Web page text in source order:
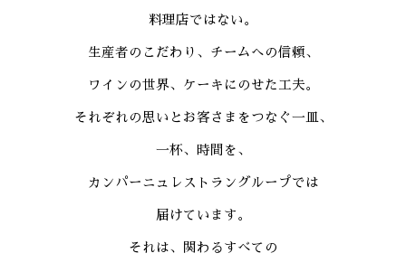
料理店ではない。
生産者のこだわり、チームへの信頼、
ワインの世界、ケーキにのせた工夫。
それぞれの思いと お客さまをつなぐ一皿、
一杯、時間を、
カンパーニュレストラングループでは
届けています。
それは、関わるすべての